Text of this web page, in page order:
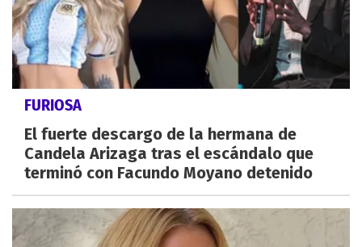
FURIOSA
El fuerte descargo de la hermana de
Candela Arizaga tras el escándalo que
terminó con Facundo Moyano detenido